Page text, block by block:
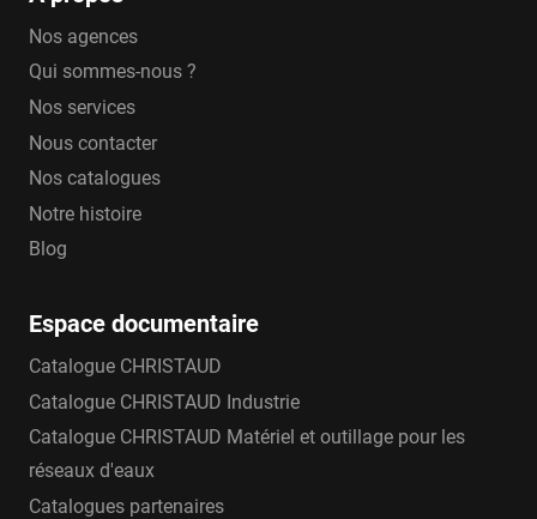
Nos agences
Qui sommes-nous ?
Nos services
Nous contacter
Nos catalogues
Notre histoire
Blog
Espace documentaire
Catalogue CHRISTAUD
Catalogue CHRISTAUD Industrie
Catalogue CHRISTAUD Matériel et outillage pour les
réseaux d'eaux
Catalogues partenaires